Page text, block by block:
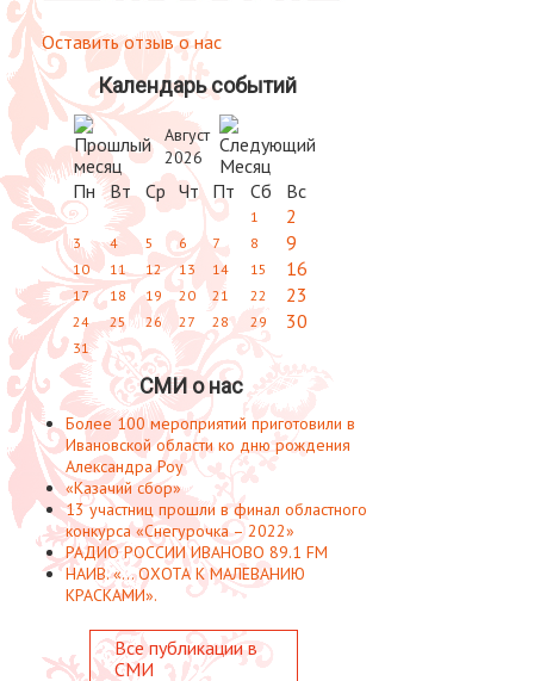
Оставить отзыв о нас
Календарь событий
Август
2026
Пн Вт Ср Чт Пт Сб Вс
1 2
3 4 5 6 7 8 9
10 11 12 13 14 15 16
17 18 19 20 21 22 23
24 25 26 27 28 29 30
31
СМИ о нас
Более 100 мероприятий приготовили в
Ивановской области ко дню рождения
Александра Роу
«Казачий сбор»
13 участниц прошли в финал областного
конкурса «Снегурочка – 2022»
РАДИО РОССИИ ИВАНОВО 89.1 FM
НАИВ. «... ОХОТА К МАЛЕВАНИЮ
КРАСКАМИ».
Все публикации в
СМИ